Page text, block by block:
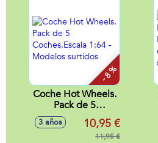
- 8 %
Coche Hot Wheels.
Pack de 5
Coches.Escala 1:64
- Modelos surtidos
3 años 10,95 €
11,95 €